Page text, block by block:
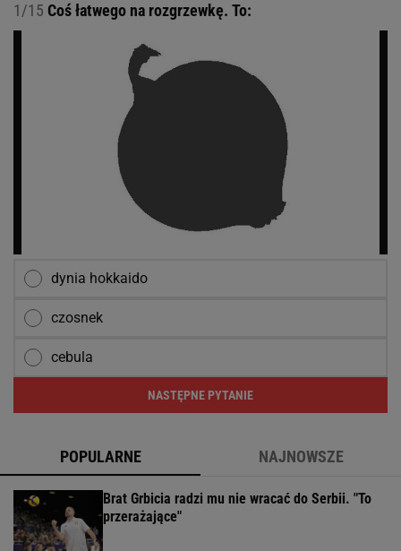
1/15 Coś łatwego na rozgrzewkę. To:
dynia hokkaido
czosnek
cebula
NASTĘPNE PYTANIE
POPULARNE NAJNOWSZE
Brat Grbicia radzi mu nie wracać do Serbii. "To
przerażające"